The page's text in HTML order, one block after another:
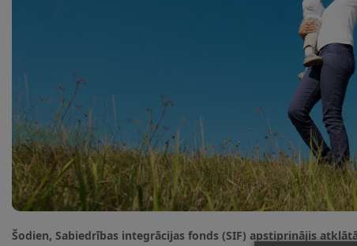
Šodien, Sabiedrības integrācijas fonds (SIF) apstiprinājis